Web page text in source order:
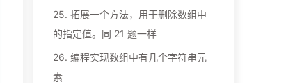
25. 拓展一个方法，用于删除数组中
的指定值。同 21 题一样
26. 编程实现数组中有几个字符串元
素